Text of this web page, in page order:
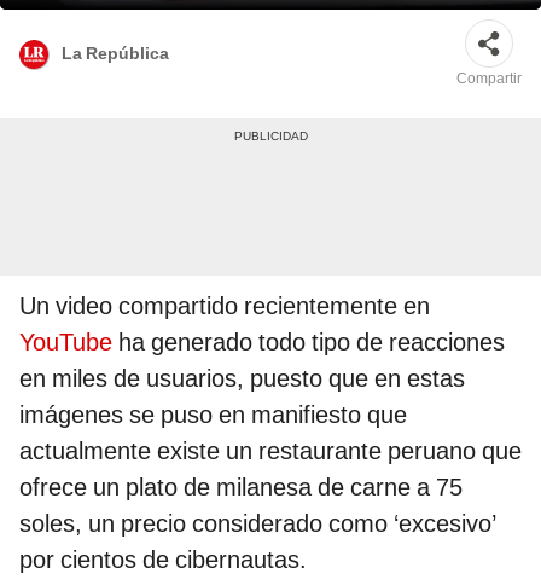
La República
Compartir
Un video compartido recientemente en
YouTube ha generado todo tipo de reacciones
en miles de usuarios, puesto que en estas
imágenes se puso en manifiesto que
actualmente existe un restaurante peruano que
ofrece un plato de milanesa de carne a 75
soles, un precio considerado como ‘excesivo’
por cientos de cibernautas.